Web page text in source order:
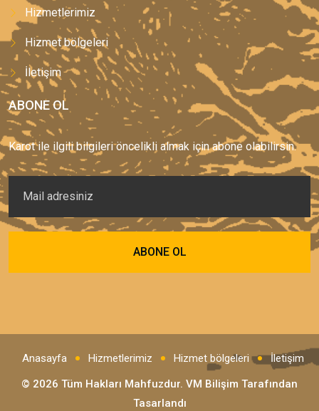
Hizmetlerimiz
Hizmet bölgeleri
İletişim
ABONE OL
Karot ile ilgili bilgileri öncelikli almak için abone olabilirsin.
Anasayfa Hizmetlerimiz Hizmet bölgeleri
İletişim
© 2026 Tüm Hakları Mahfuzdur. VM Bilişim Tarafından
Tasarlandı